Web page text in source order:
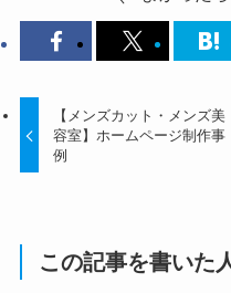
【メンズカット・メンズ美
容室】ホームページ制作事
例
この記事を書いた